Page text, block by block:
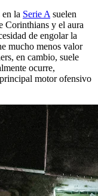
en la Serie Asuelen
Corinthians y el aura
de engolar la
mucho menos valor
en cambio, suele
ocurre,
motor ofensivo